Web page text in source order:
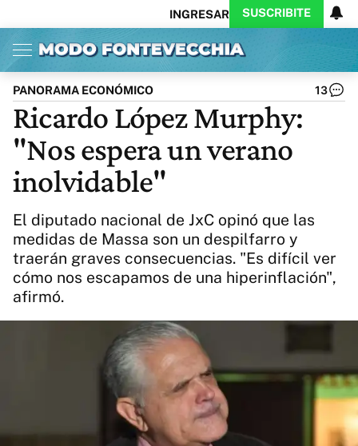
INGRESAR SUSCRIBITE
Inicio Ahora
Opinión
Política
Ciencia
Protagonistas
Cultura
Arte
Educación
Internacional
Clima
Deportes
CARAS
Exitoina
Turismo
Videos
Córdoba
Business
Noticias
Caras
Exitoina
Gaming
Vivo
Diario del Juicio
Actualidad
PANORAMA ECONÓMICO 13
Ricardo López Murphy:
"Nos espera un verano
inolvidable"
El diputado nacional de JxC opinó que las
medidas de Massa son un despilfarro y
traerán graves consecuencias. "Es difícil ver
cómo nos escapamos de una hiperinflación",
afirmó.